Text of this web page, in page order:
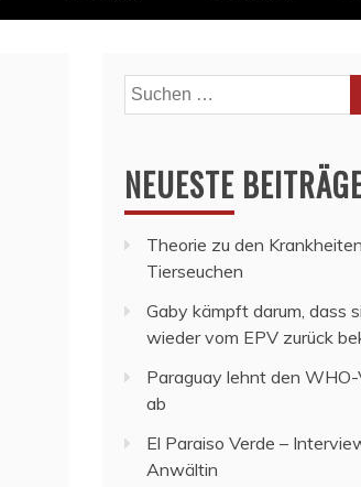
Suchen
nach:
NEUESTE
Theorie zu den
Tierseuchen
Gaby kämpft darum, dass
wieder vom EPV zurück
Paraguay lehnt den
ab
El Paraiso Verde –
Anwältin